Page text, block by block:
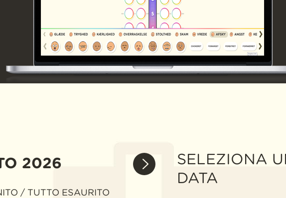
2026
/ TUTTO ESAURITO
SELEZIONA
DATA